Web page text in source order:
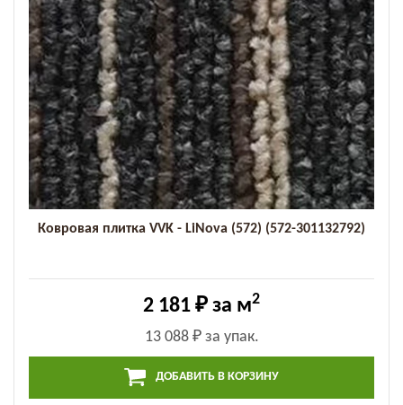
Ковровая плитка VVK - LiNova (572) (572-301132792)
2 181 ₽ за м2
13 088 ₽за упак.
ДОБАВИТЬ В КОРЗИНУ